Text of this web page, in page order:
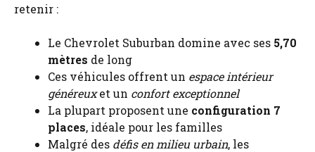
retenir :
Le Chevrolet Suburban domine avec ses 5,70
mètres de long
Ces véhicules offrent un espace intérieur
généreuxet un confort exceptionnel
La plupart proposent une configuration 7
places, idéale pour les familles
Malgré des défis en milieu urbain, les